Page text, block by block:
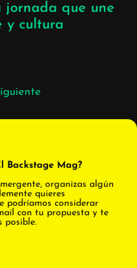
jornada que une
y cultura
Backstage Mag?
organizas algún
quieres
podríamos considerar
con tu propuesta y te
posible.